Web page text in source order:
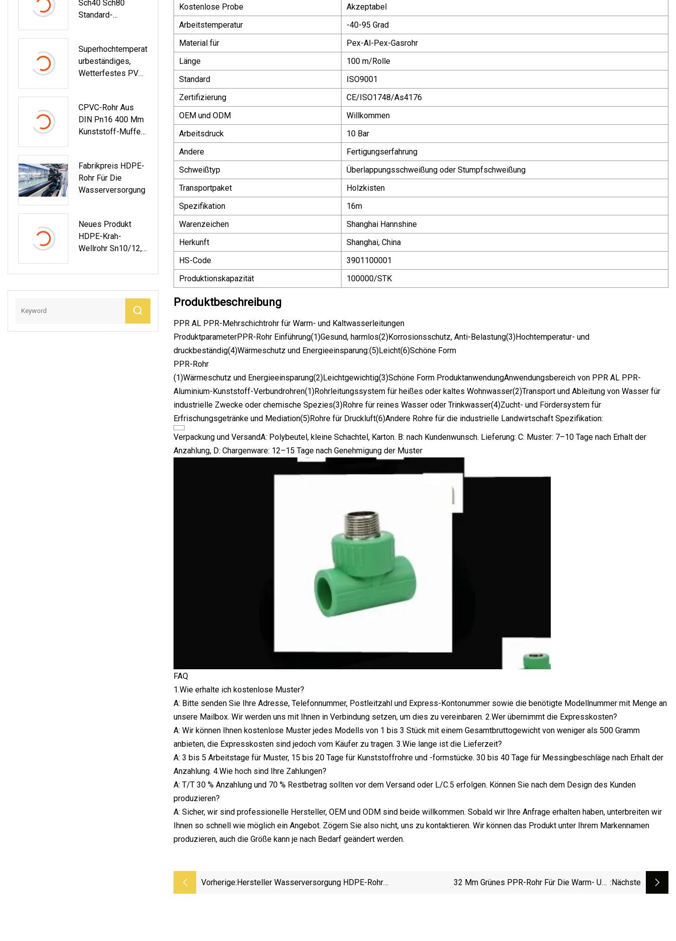
Sch40 Sch80
Standard-
PVC/Kunststoff In
Allen Größen
Superhochtemperat
Urbeständiges,
Wetterfestes PVC-
Isolierung Von
Vinylrohren
CPVC-Rohr Aus
DIN Pn16 400 Mm
Kunststoff-Muffe-
Für
Wassersysteme
Fabrikpreis HDPE-
Rohr Für Die
Wasserversorgung
Neues Produkt
HDPE-Krah-
Wellrohr Sn10/12,5
Karatrohre
Kostenlose Probe
Akzeptabel
Arbeitstemperatur
-40-95 Grad
Material für
Pex-Al-Pex-Gasrohr
Länge
100 m/Rolle
Standard
ISO9001
Zertifizierung
CE/ISO1748/As4176
OEM und ODM
Willkommen
Arbeitsdruck
10 Bar
Andere
Fertigungserfahrung
Schweißtyp
Überlappungsschweißung oder Stumpfschweißung
Transportpaket
Holzkisten
Spezifikation
16m
Warenzeichen
Shanghai Hannshine
Herkunft
Shanghai, China
HS-Code
3901100001
Produktionskapazität
100000/STK
Produktbeschreibung
PPR AL PPR-Mehrschichtrohr für Warm- und Kaltwasserleitungen
ProduktparameterPPR-Rohr Einführung(1)Gesund, harmlos(2)Korrosionsschutz, Anti-Belastung(3)Hochtemperatur- und
druckbeständig(4)Wärmeschutz und Energieeinsparung:(5)Leicht(6)Schöne Form
PPR-Rohr
(1)Wärmeschutz und Energieeinsparung(2)Leichtgewichtig(3)Schöne Form ProduktanwendungAnwendungsbereich von PPR AL PPR-
Aluminium-Kunststoff-Verbundrohren(1)Rohrleitungssystem für heißes oder kaltes Wohnwasser(2)Transport und Ableitung von Wasser für
industrielle Zwecke oder chemische Spezies(3)Rohre für reines Wasser oder Trinkwasser(4)Zucht- und Fördersystem für
Erfrischungsgetränke und Mediation(5)Rohre für Druckluft(6)Andere Rohre für die industrielle Landwirtschaft Spezifikation:
Verpackung und VersandA: Polybeutel, kleine Schachtel, Karton. B: nach Kundenwunsch. Lieferung: C: Muster: 7–10 Tage nach Erhalt der
Anzahlung, D: Chargenware: 12–15 Tage nach Genehmigung der Muster
FAQ
1.Wie erhalte ich kostenlose Muster?
A: Bitte senden Sie Ihre Adresse, Telefonnummer, Postleitzahl und Express-Kontonummer sowie die benötigte Modellnummer mit Menge an
unsere Mailbox. Wir werden uns mit Ihnen in Verbindung setzen, um dies zu vereinbaren. 2.Wer übernimmt die Expresskosten?
A: Wir können Ihnen kostenlose Muster jedes Modells von 1 bis 3 Stück mit einem Gesamtbruttogewicht von weniger als 500 Gramm
anbieten, die Expresskosten sind jedoch vom Käufer zu tragen. 3.Wie lange ist die Lieferzeit?
A: 3 bis 5 Arbeitstage für Muster, 15 bis 20 Tage für Kunststoffrohre und -formstücke. 30 bis 40 Tage für Messingbeschläge nach Erhalt der
Anzahlung. 4.Wie hoch sind Ihre Zahlungen?
A: T/T 30 % Anzahlung und 70 % Restbetrag sollten vor dem Versand oder L/C.5 erfolgen. Können Sie nach dem Design des Kunden
produzieren?
A: Sicher, wir sind professionelle Hersteller, OEM und ODM sind beide willkommen. Sobald wir Ihre Anfrage erhalten haben, unterbreiten wir
Ihnen so schnell wie möglich ein Angebot. Zögern Sie also nicht, uns zu kontaktieren. Wir können das Produkt unter Ihrem Markennamen
produzieren, auch die Größe kann je nach Bedarf geändert werden.
Vorherige: Hersteller Wasserversorgung HDPE-Rohr
32 Mm Grünes PPR-Rohr Für Die Warm- Und :nächste